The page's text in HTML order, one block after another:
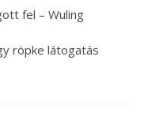
fel – Wuling
röpke látogatás